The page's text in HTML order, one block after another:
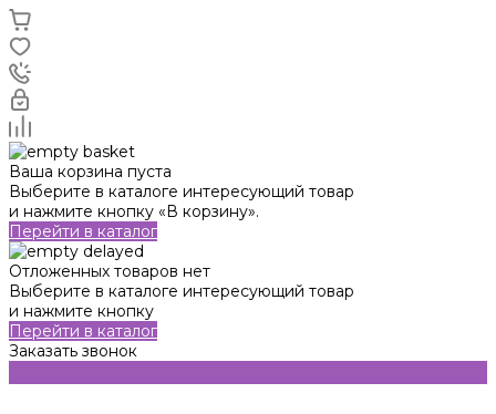
Ваша корзина пуста
Выберите в каталоге интересующий товар
и нажмите кнопку «В корзину».
Перейти в каталог
Отложенных товаров нет
Выберите в каталоге интересующий товар
и нажмите кнопку
Перейти в каталог
Заказать звонок